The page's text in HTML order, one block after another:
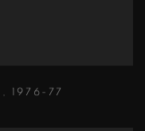
, 1976-77